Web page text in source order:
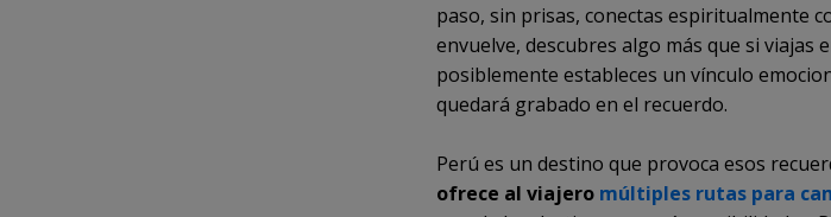
paso, sin prisas, conectas espiritualmente
envuelve, descubres algo más que si viajas
posiblemente estableces un vínculo
quedará grabado en el recuerdo.
Perú es un destino que provoca esos
ofrece al viajero múltiples rutas para